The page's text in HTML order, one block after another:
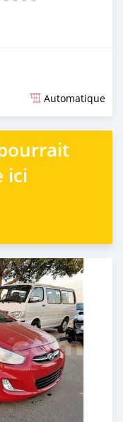
Automatique
ici